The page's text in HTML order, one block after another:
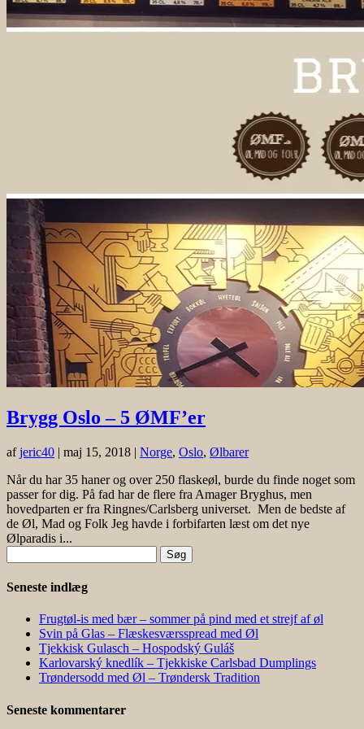
Brygg Oslo – 5 ØMF’er
afjeric40 | maj 15, 2018 | Norge, Oslo, Ølbarer
Når du har 35 haner og over 250 flaskeøl, burde du finde noget som
passer for dig. På fad har de flere fra Amager Bryghus, men
hovedparten er fra Ringnes/Carlsberg universet. Men de bedste af
de Øl, Mad og Folk Jeg havde i forbifarten læst om det nye
Ølparadis i...
efter:
Seneste indlæg
Frugtøl-is med bær – sommer på pind med et strejf af øl
Svin på Glas – Flæskesværsspread med Øl
Tjekkisk Gulasch – Hospodský Guláš
Karlovarský knedlík – Tjekkiske Carlsbad Dumplings
Trøndersodd med Øl – Trøndersk Tradition
Seneste kommentarer